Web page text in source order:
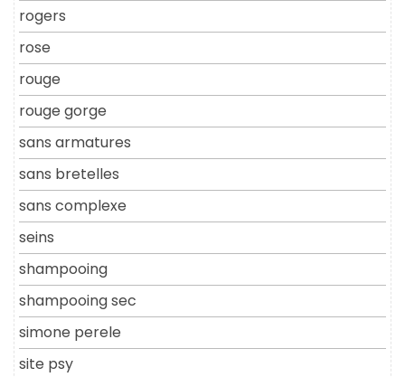
rogers
rose
rouge
rouge gorge
sans armatures
sans bretelles
sans complexe
seins
shampooing
shampooing sec
simone perele
site psy